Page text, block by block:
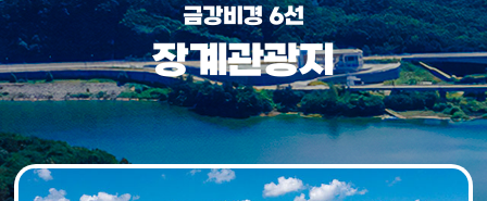
금강비경 6선
장계관광지